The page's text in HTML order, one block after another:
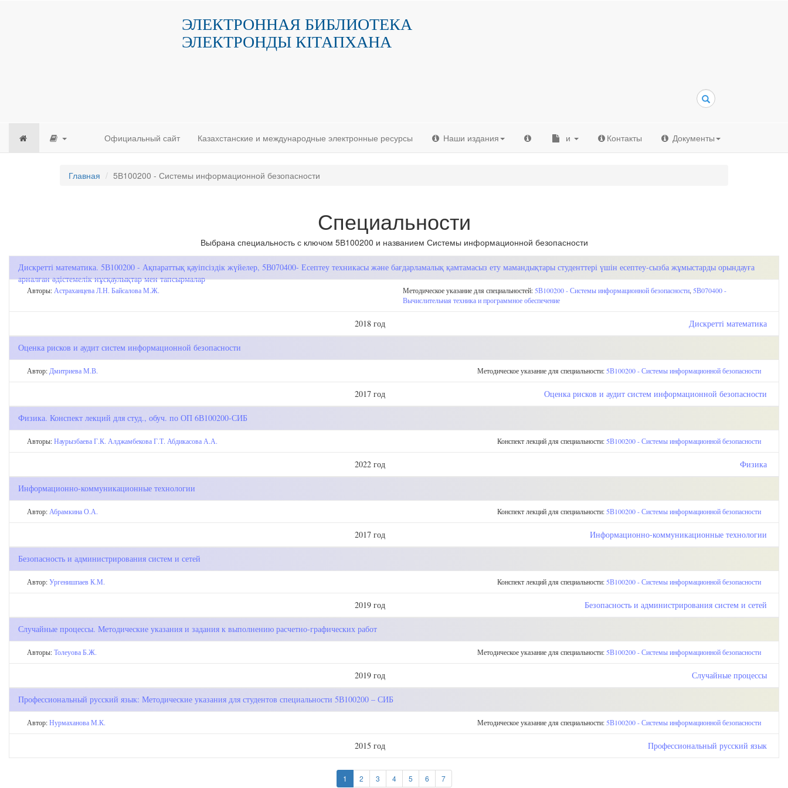
ЭЛЕКТРОННАЯ БИБЛИОТЕКА
ЭЛЕКТРОНДЫ КIТАПХАНА
Официальный сайт Казахстанские и международные электронные ресурсы Наши издания и Контакты Документы
Главная 5В100200 - Системы информационной безопасности
Специальности
Выбрана специальность с ключом 5В100200 и названием Системы информационной безопасности
Дискретті математика. 5В100200 - Ақпараттық қауіпсіздік жүйелер, 5В070400- Есептеу техникасы және бағдарламалық қамтамасыз ету мамандықтары студенттері үшін есептеу-сызба жұмыстарды орындауға
арналған әдістемелік нұсқаулықтар мен тапсырмалар
Авторы: Астраханцева Л.Н. Байсалова М.Ж. Методическое указание для специальностей: 5В100200 - Системы информационной безопасности, 5В070400 -
Вычислительная техника и программное обеспечение
2018 год Дискретті математика
Оценка рисков и аудит систем информационной безопасности
Автор: Дмитриева М.В. Методическое указание для специальности: 5В100200 - Системы информационной безопасности
2017 год Оценка рисков и аудит систем информационной безопасности
Физика. Конспект лекций для студ., обуч. по ОП 6В100200-СИБ
Авторы:Наурызбаева Г.К. Алджамбекова Г.Т. Абдикасова А.А. Конспект лекций для специальности: 5В100200 - Системы информационной безопасности
2022 год Физика
Информационно-коммуникационные технологии
Автор: Абрамкина О.А. Конспект лекций для специальности: 5В100200 - Системы информационной безопасности
2017 год Информационно-коммуникационные технологии
Безопасность и администрирования систем и сетей
Автор:Ургенишпаев К.М. Конспект лекций для специальности: 5В100200 - Системы информационной безопасности
2019 год Безопасность и администрирования систем и сетей
Случайные процессы. Методические указания и задания к выполнению расчетно-графических работ
Авторы:Толеуова Б.Ж. Методическое указание для специальности: 5В100200 - Системы информационной безопасности
2019 год Случайные процессы
Профессиональный русский язык: Методические указания для студентов специальности 5В100200 – СИБ
Автор:Нурмаханова М.К. Методическое указание для специальности: 5В100200 - Системы информационной безопасности
2015 год Профессиональный русский язык
1 2 3 4 5 6 7